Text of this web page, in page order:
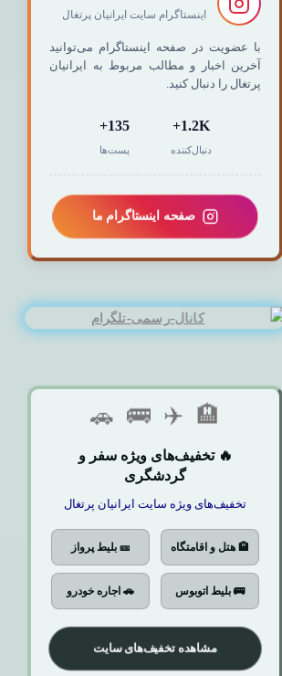
اینستاگرام سایت ایرانیان پرتغال
با عضویت در صفحه اینستاگرام می‌توانید
آخرین اخبار و مطالب مربوط به ایرانیان
پرتغال را دنبال کنید.
1.2K+
دنبال‌کننده
135+
پست‌ها
صفحه اینستاگرام ما
🏨
✈️
🚌
🚗
🔥 تخفیف‌های ویژه سفر و
گردشگری
تخفیف‌های ویژه سایت ایرانیان پرتغال
🏨 هتل و اقامتگاه 🎫 بلیط پرواز
🚌 بلیط اتوبوس 🚗 اجاره خودرو
مشاهده تخفیف‌های سایت